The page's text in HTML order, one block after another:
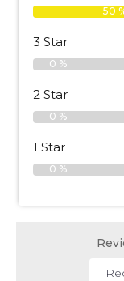
50
3 Star
0 %
2 Star
0 %
1 Star
0 %